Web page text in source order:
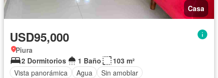
Casa
USD95,000
Piura
2 Dormitorios
1 Baño
103 m²
Vista panorámica
Agua Sin amoblar